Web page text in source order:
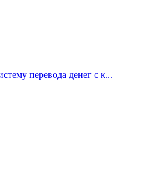
перевода денег с к...